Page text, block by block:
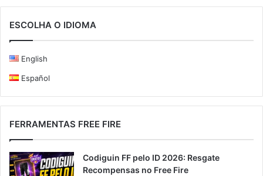
ESCOLHA O IDIOMA
English
Español
FERRAMENTAS FREE FIRE
Codiguin FF pelo ID 2026: Resgate
Recompensas no Free Fire